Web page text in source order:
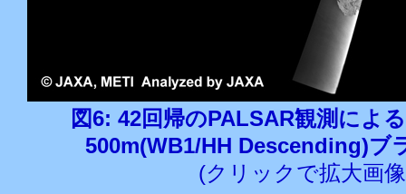
図6: 42回帰のPALSAR観測によ
500m(WB1/HH Descending)ブ
(クリックで拡大画